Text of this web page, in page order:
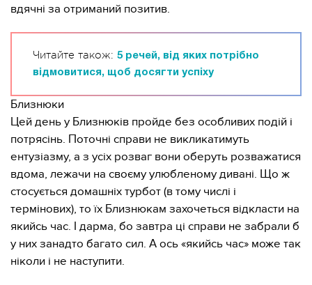
вдячні за отриманий позитив.
Читайте також: 5 речей, від яких потрібно
відмовитися, щоб досягти успіху
Близнюки
Цей день у Близнюків пройде без особливих подій і
потрясінь. Поточні справи не викликатимуть
ентузіазму, а з усіх розваг вони оберуть розважатися
вдома, лежачи на своєму улюбленому дивані. Що ж
стосується домашніх турбот (в тому числі і
термінових), то їх Близнюкам захочеться відкласти на
якийсь час. І дарма, бо завтра ці справи не забрали б
у них занадто багато сил. А ось «якийсь час» може так
ніколи і не наступити.